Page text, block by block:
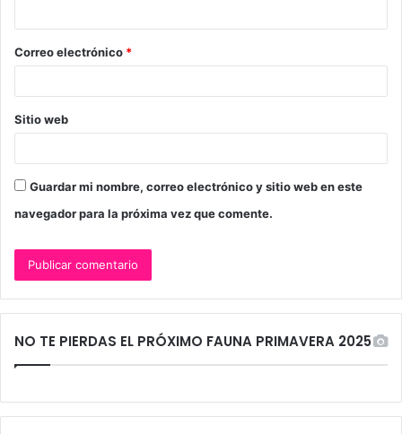
*
Correo electrónico *
Sitio web
Guardar mi nombre, correo electrónico y sitio web en este
navegador para la próxima vez que comente.
NO TE PIERDAS EL PRÓXIMO FAUNA PRIMAVERA 2025